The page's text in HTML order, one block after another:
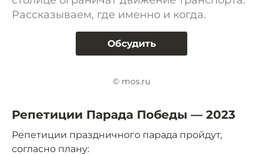
Рассказываем, где именно и когда.
Обсудить
© mos.ru
Репетиции Парада Победы — 2023
Репетиции праздничного парада пройдут,
согласно плану: